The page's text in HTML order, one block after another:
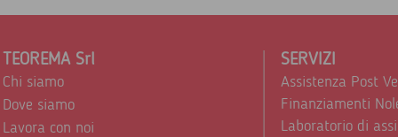
TEOREMA Srl
Chi siamo
Dove siamo
Lavora con noi
SERVIZI
Assistenza Post
Finanziamenti
Laboratorio di